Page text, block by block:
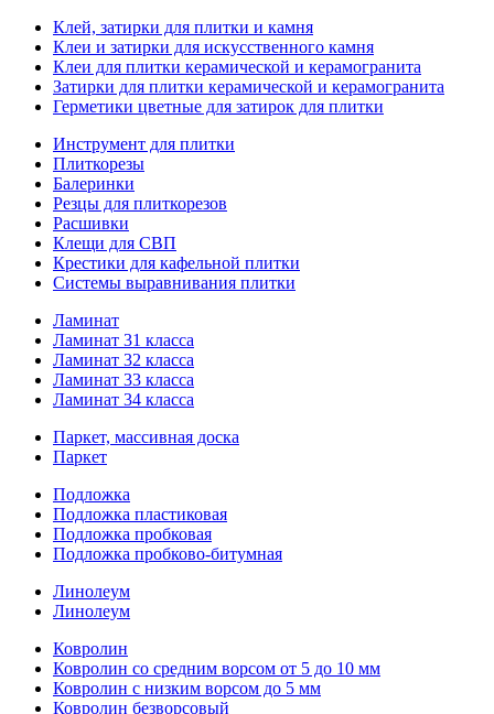
Клей, затирки для плитки и камня
Клеи и затирки для искусственного камня
Клеи для плитки керамической и керамогранита
Затирки для плитки керамической и керамогранита
Герметики цветные для затирок для плитки
Инструмент для плитки
Плиткорезы
Балеринки
Резцы для плиткорезов
Расшивки
Клещи для СВП
Крестики для кафельной плитки
Системы выравнивания плитки
Ламинат
Ламинат 31 класса
Ламинат 32 класса
Ламинат 33 класса
Ламинат 34 класса
Паркет, массивная доска
Паркет
Подложка
Подложка пластиковая
Подложка пробковая
Подложка пробково-битумная
Линолеум
Линолеум
Ковролин
Ковролин со средним ворсом от 5 до 10 мм
Ковролин с низким ворсом до 5 мм
Ковролин безворсовый